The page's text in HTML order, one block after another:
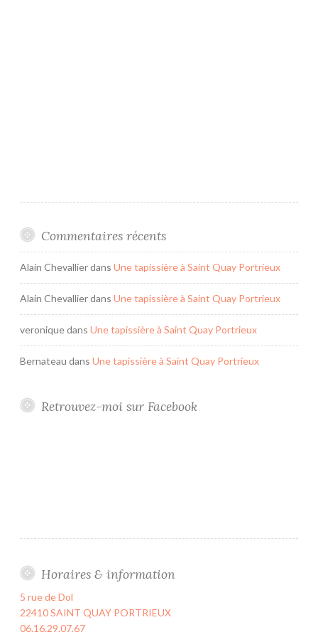
Commentaires récents
Alain Chevallierdans Une tapissière à Saint Quay Portrieux
Alain Chevallierdans Une tapissière à Saint Quay Portrieux
veroniquedans Une tapissière à Saint Quay Portrieux
Bernateau dans Une tapissière à Saint Quay Portrieux
Retrouvez-moi sur Facebook
Horaires & information
5 rue de Dol
22410 SAINT QUAY PORTRIEUX
06.16.29.07.67